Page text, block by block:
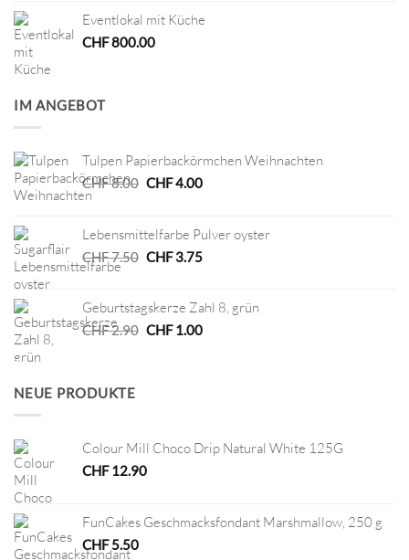
Eventlokal mit Küche
CHF800.00
IM ANGEBOT
Tulpen Papierbackörmchen Weihnachten
CHF8.00 Ursprünglicher
CHF 8.00
CHF4.00Aktueller
CHF 4.00.
Lebensmittelfarbe Pulver oyster
CHF7.50 Ursprünglicher
CHF 7.50
CHF3.75Aktueller
CHF 3.75.
Geburtstagskerze Zahl 8, grün
CHF2.90 Ursprünglicher
CHF1.00Aktueller
NEUE PRODUKTE
Colour Mill Choco Drip Natural White 125G
CHF12.90
FunCakes Geschmacksfondant Marshmallow, 250 g
CHF5.50